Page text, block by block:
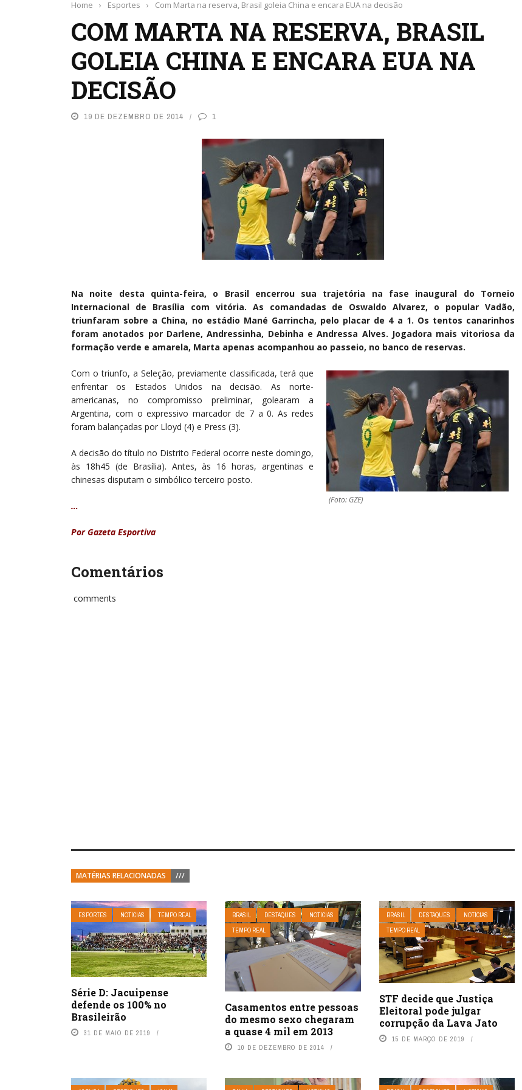
Home › Esportes › Com Marta na reserva, Brasil goleia China e encara EUA na decisão
COM MARTA NA RESERVA, BRASIL
GOLEIA CHINA E ENCARA EUA NA
DECISÃO
19 DE DEZEMBRO DE 2014 1
Na noite desta quinta-feira, o Brasil encerrou sua trajetória na fase inaugural do Torneio
Internacional de Brasília com vitória. As comandadas de Oswaldo Alvarez, o popular Vadão,
triunfaram sobre a China, no estádio Mané Garrincha, pelo placar de 4 a 1. Os tentos canarinhos
foram anotados por Darlene, Andressinha, Debinha e Andressa Alves. Jogadora mais vitoriosa da
formação verde e amarela, Marta apenas acompanhou ao passeio, no banco de reservas.
(Foto: GZE)
Com o triunfo, a Seleção, previamente classificada, terá que
enfrentar os Estados Unidos na decisão. As norte-
americanas, no compromisso preliminar, golearam a
Argentina, com o expressivo marcador de 7 a 0. As redes
foram balançadas por Lloyd (4) e Press (3).
A decisão do título no Distrito Federal ocorre neste domingo,
às 18h45 (de Brasília). Antes, às 16 horas, argentinas e
chinesas disputam o simbólico terceiro posto.
…
Por Gazeta Esportiva
Comentários
comments
MATÉRIAS RELACIONADAS ///
ESPORTES NOTÍCIAS TEMPO REAL
Série D: Jacuipense
defende os 100% no
Brasileirão
31 DE MAIO DE 2019
BRASIL DESTAQUES
NOTÍCIAS
TEMPO REAL
Casamentos entre pessoas
do mesmo sexo chegaram
a quase 4 mil em 2013
10 DE DEZEMBRO DE 2014
BRASIL DESTAQUES
NOTÍCIAS
TEMPO REAL
STF decide que Justiça
Eleitoral pode julgar
corrupção da Lava Jato
15 DE MARÇO DE 2019